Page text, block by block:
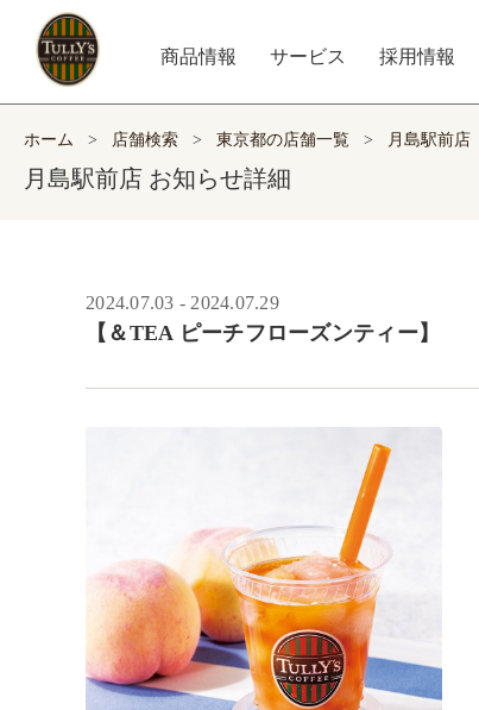
商品情報 サービス 採用情報
ホーム > 店舗検索 > 東京都の店舗一覧 > 月島駅前店
月島駅前店 お知らせ詳細
2024.07.03 - 2024.07.29
【＆TEA ピーチフローズンティー】